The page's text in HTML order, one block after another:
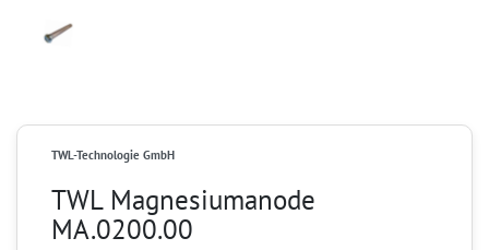
TWL-Technologie GmbH
TWL Magnesiumanode
MA.0200.00